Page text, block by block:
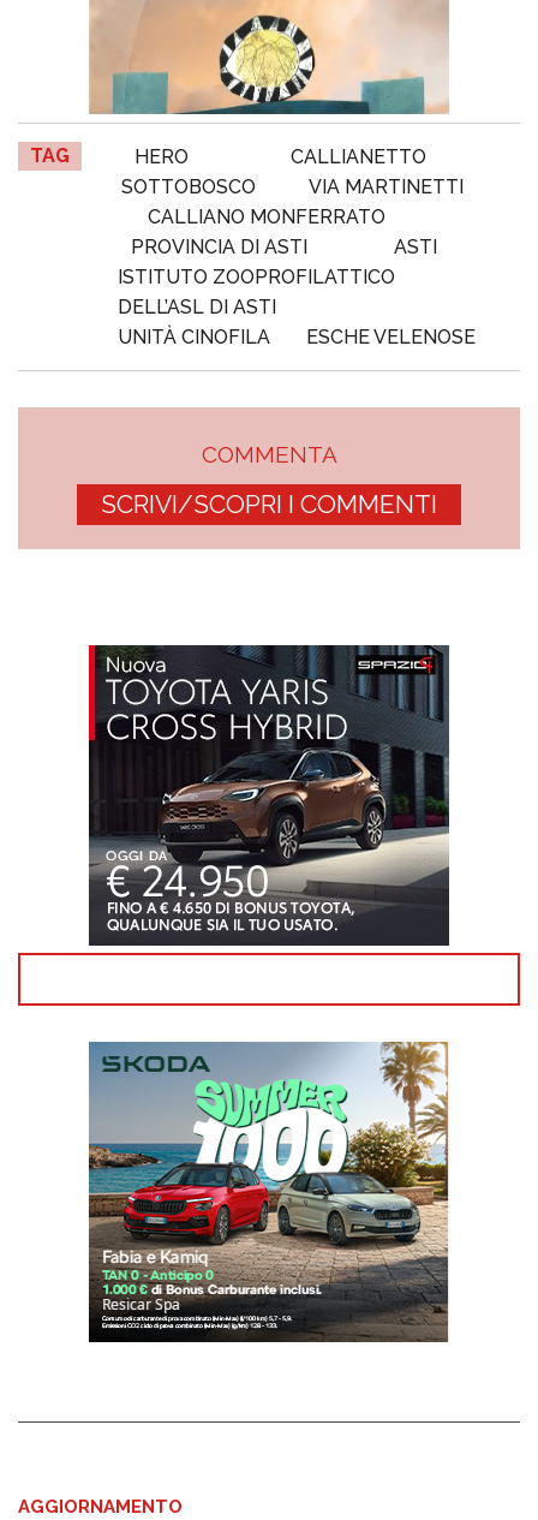
TAG HERO
CALLIANETTO
SOTTOBOSCO
VIA MARTINETTI
CALLIANO MONFERRATO
PROVINCIA DI ASTI
ASTI
ISTITUTO ZOOPROFILATTICO
DELL’ASL DI ASTI
UNITÀ CINOFILA
ESCHE VELENOSE
COMMENTA
SCRIVI/SCOPRI I COMMENTI
AGGIORNAMENTO